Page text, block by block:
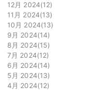
12月 2024 12
11月 2024 13
10月 2024 13
9月 2024 14
8月 2024 15
7月 2024 12
6月 2024 14
5月 2024 13
4月 2024 12